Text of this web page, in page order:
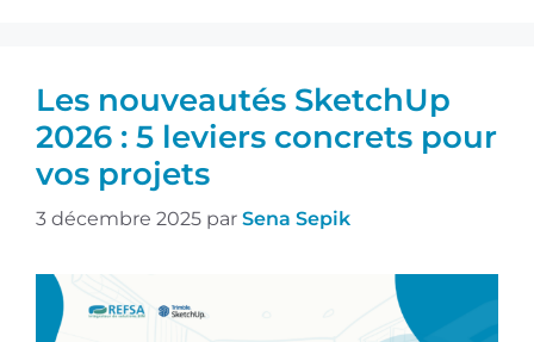
Les nouveautés SketchUp
2026 : 5 leviers concrets pour
vos projets
3 décembre 2025 par Sena Sepik